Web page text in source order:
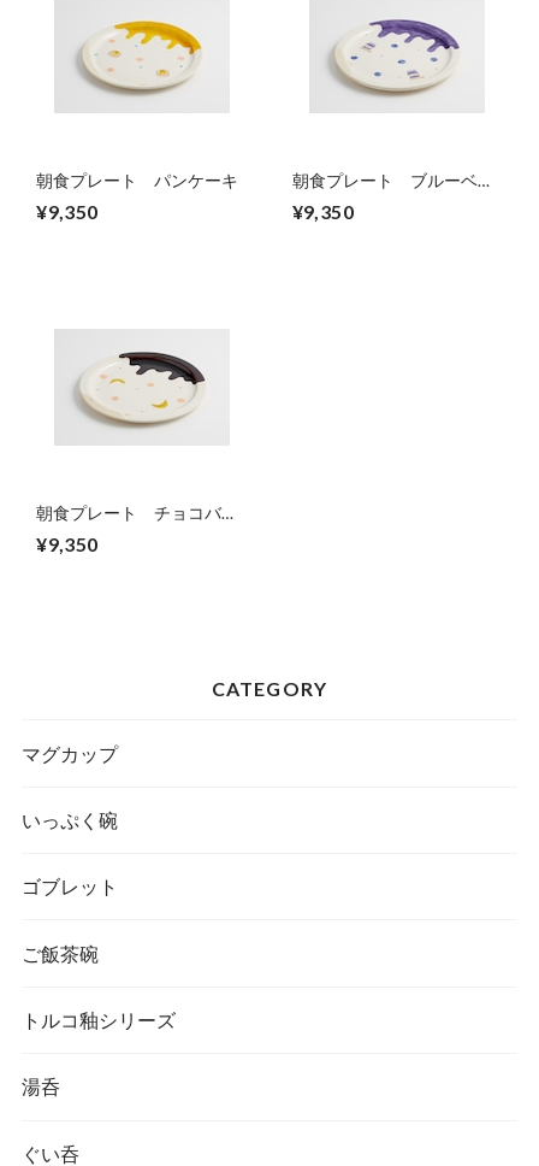
朝食プレート パンケーキ
¥9,350
朝食プレート ブルーベリ
¥9,350
朝食プレート チョコバナ
¥9,350
CATEGORY
マグカップ
いっぷく碗
ゴブレット
ご飯茶碗
トルコ釉シリーズ
湯呑
ぐい呑